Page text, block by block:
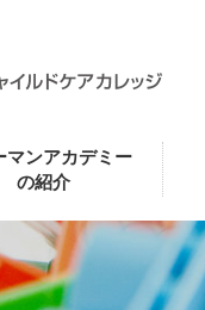
マンアカデミー
の紹介